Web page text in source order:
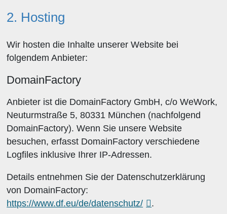
2. Hosting
Wir hosten die Inhalte unserer Website bei
folgendem Anbieter:
DomainFactory
Anbieter ist die DomainFactory GmbH, c/o WeWork,
Neuturmstraße 5, 80331 München (nachfolgend
DomainFactory). Wenn Sie unsere Website
besuchen, erfasst DomainFactory verschiedene
Logfiles inklusive Ihrer IP-Adressen.
Details entnehmen Sie der Datenschutzerklärung
von DomainFactory:
https://www.df.eu/de/datenschutz/
.